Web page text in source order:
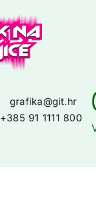
grafika@git.hr
+385 91 1111 800